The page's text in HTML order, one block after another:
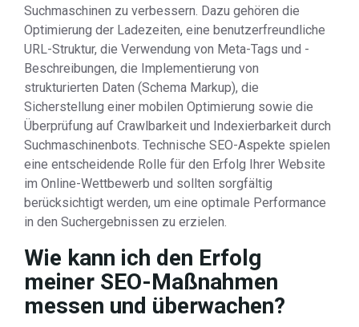
Suchmaschinen zu verbessern. Dazu gehören die
Optimierung der Ladezeiten, eine benutzerfreundliche
URL-Struktur, die Verwendung von Meta-Tags und -
Beschreibungen, die Implementierung von
strukturierten Daten (Schema Markup), die
Sicherstellung einer mobilen Optimierung sowie die
Überprüfung auf Crawlbarkeit und Indexierbarkeit durch
Suchmaschinenbots. Technische SEO-Aspekte spielen
eine entscheidende Rolle für den Erfolg Ihrer Website
im Online-Wettbewerb und sollten sorgfältig
berücksichtigt werden, um eine optimale Performance
in den Suchergebnissen zu erzielen.
Wie kann ich den Erfolg
meiner SEO-Maßnahmen
messen und überwachen?